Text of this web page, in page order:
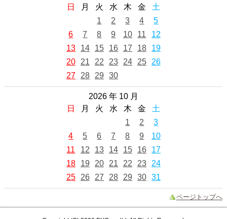
日
月 火 水 木 金
土
1
2 3 4
5
6
7 8 9 10 11
12
13
14 15 16 17 18
19
20
21 22 23 24 25
26
27
28 29 30
2026 年 10 月
日
月 火 水 木 金
土
1
2
3
4
5 6 7 8 9
10
11
12 13 14 15 16
17
18
19 20 21 22 23
24
25
26 27 28 29 30 31
ページトップへ